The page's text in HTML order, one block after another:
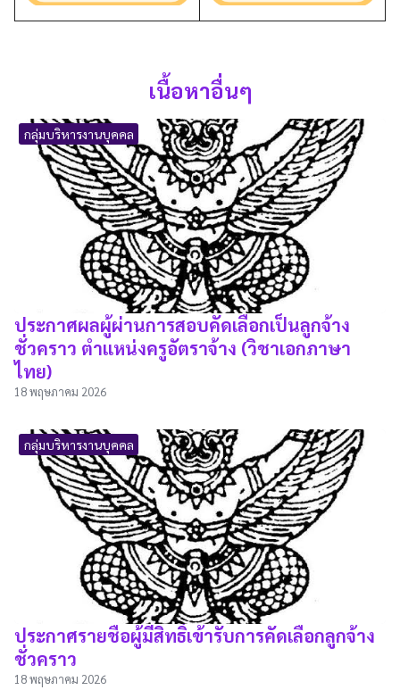
เนื้อหาอื่นๆ
กลุ่มบริหารงานบุคคล
ประกาศผลผู้ผ่านการสอบคัดเลือกเป็นลูกจ้าง
ชั่วคราว ตำแหน่งครูอัตราจ้าง (วิชาเอกภาษา
ไทย)
18 พฤษภาคม 2026
กลุ่มบริหารงานบุคคล
ประกาศรายชื่อผู้มีสิทธิ์เข้ารับการคัดเลือกลูกจ้าง
ชั่วคราว
18 พฤษภาคม 2026